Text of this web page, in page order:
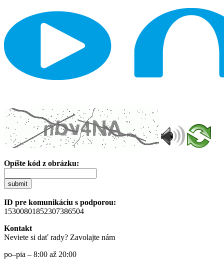
Opíšte kód z obrázku:
submit
ID pre komunikáciu s podporou:
15300801852307386504
Kontakt
Neviete si dať rady? Zavolajte nám
po–pia – 8:00 až 20:00